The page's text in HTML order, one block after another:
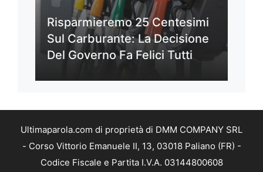
Risparmieremo 25 Centesimi
Sul Carburante: La Decisione
Del Governo Fa Felici Tutti
Ultimaparola.com di proprietà di DMM COMPANY SRL
- Corso Vittorio Emanuele II, 13, 03018 Paliano (FR) -
Codice Fiscale e Partita I.V.A. 03144800608